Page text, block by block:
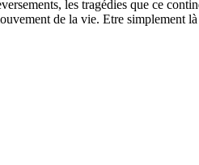
les tragédies que ce
de la vie. Etre simplement